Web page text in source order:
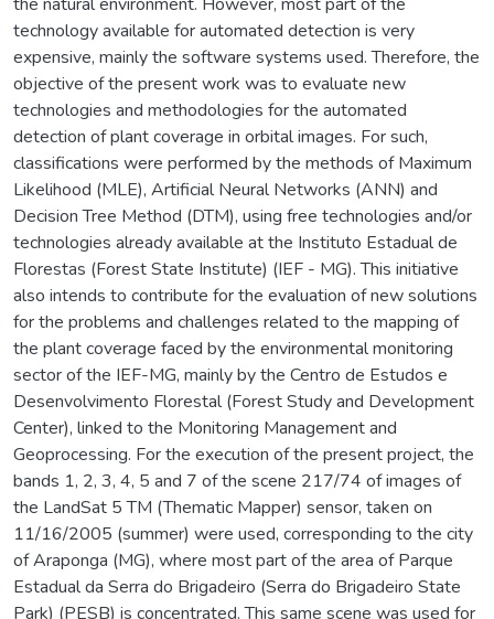
technology available for automated detection is very
expensive, mainly the software systems used. Therefore, the
objective of the present work was to evaluate new
technologies and methodologies for the automated
detection of plant coverage in orbital images. For such,
classifications were performed by the methods of Maximum
Likelihood (MLE), Artificial Neural Networks (ANN) and
Decision Tree Method (DTM), using free technologies and/or
technologies already available at the Instituto Estadual de
Florestas (Forest State Institute) (IEF - MG). This initiative
also intends to contribute for the evaluation of new solutions
for the problems and challenges related to the mapping of
the plant coverage faced by the environmental monitoring
sector of the IEF-MG, mainly by the Centro de Estudos e
Desenvolvimento Florestal (Forest Study and Development
Center), linked to the Monitoring Management and
Geoprocessing. For the execution of the present project, the
bands 1, 2, 3, 4, 5 and 7 of the scene 217/74 of images of
the LandSat 5 TM (Thematic Mapper) sensor, taken on
11/16/2005 (summer) were used, corresponding to the city
of Araponga (MG), where most part of the area of Parque
Estadual da Serra do Brigadeiro (Serra do Brigadeiro State
Park) (PESB) is concentrated. This same scene was used for